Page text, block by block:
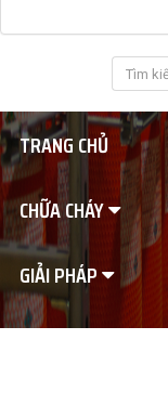
TRANG CHỦ
CHỮA CHÁY
GIẢI PHÁP